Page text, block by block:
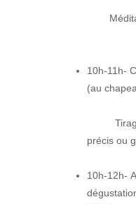
10h-11h-
(au
Tirage
10h-12h-